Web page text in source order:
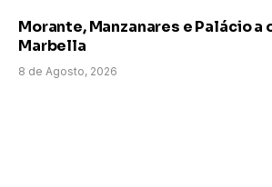
Morante, Manzanares e Palácio a
Marbella
8 de Agosto, 2026